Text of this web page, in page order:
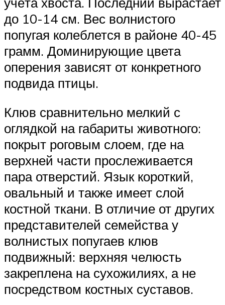
до 10-14 см. Вес волнистого
попугая колеблется в районе 40-45
грамм. Доминирующие цвета
оперения зависят от конкретного
подвида птицы.
Клюв сравнительно мелкий с
оглядкой на габариты животного:
покрыт роговым слоем, где на
верхней части прослеживается
пара отверстий. Язык короткий,
овальный и также имеет слой
костной ткани. В отличие от других
представителей семейства у
волнистых попугаев клюв
подвижный: верхняя челюсть
закреплена на сухожилиях, а не
посредством костных суставов.